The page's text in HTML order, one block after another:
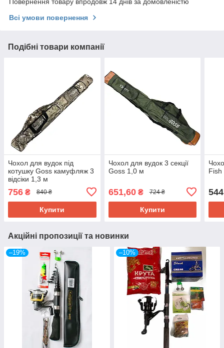
Повернення товару впродовж 14 днів за домовленістю
Всі умови повернення
Подібні товари компанії
Чохол для вудок під
котушку Goss камуфляж 3
відсіки 1,3 м
756 ₴ 840 ₴
Купити
Чохол для вудок 3 секції
Goss 1,0 м
651,60₴ 724 ₴
Купити
Fish
544
Акційні пропозиції та новинки
–19% –10%